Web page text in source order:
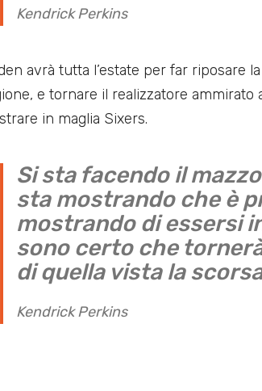
Kendrick Perkins
avrà tutta l’estate per far riposare
e tornare il realizzatore
in maglia Sixers.
Si sta facendo il
sta mostrando che è
mostrando di essersi
sono certo che
di quella vista la
Kendrick Perkins